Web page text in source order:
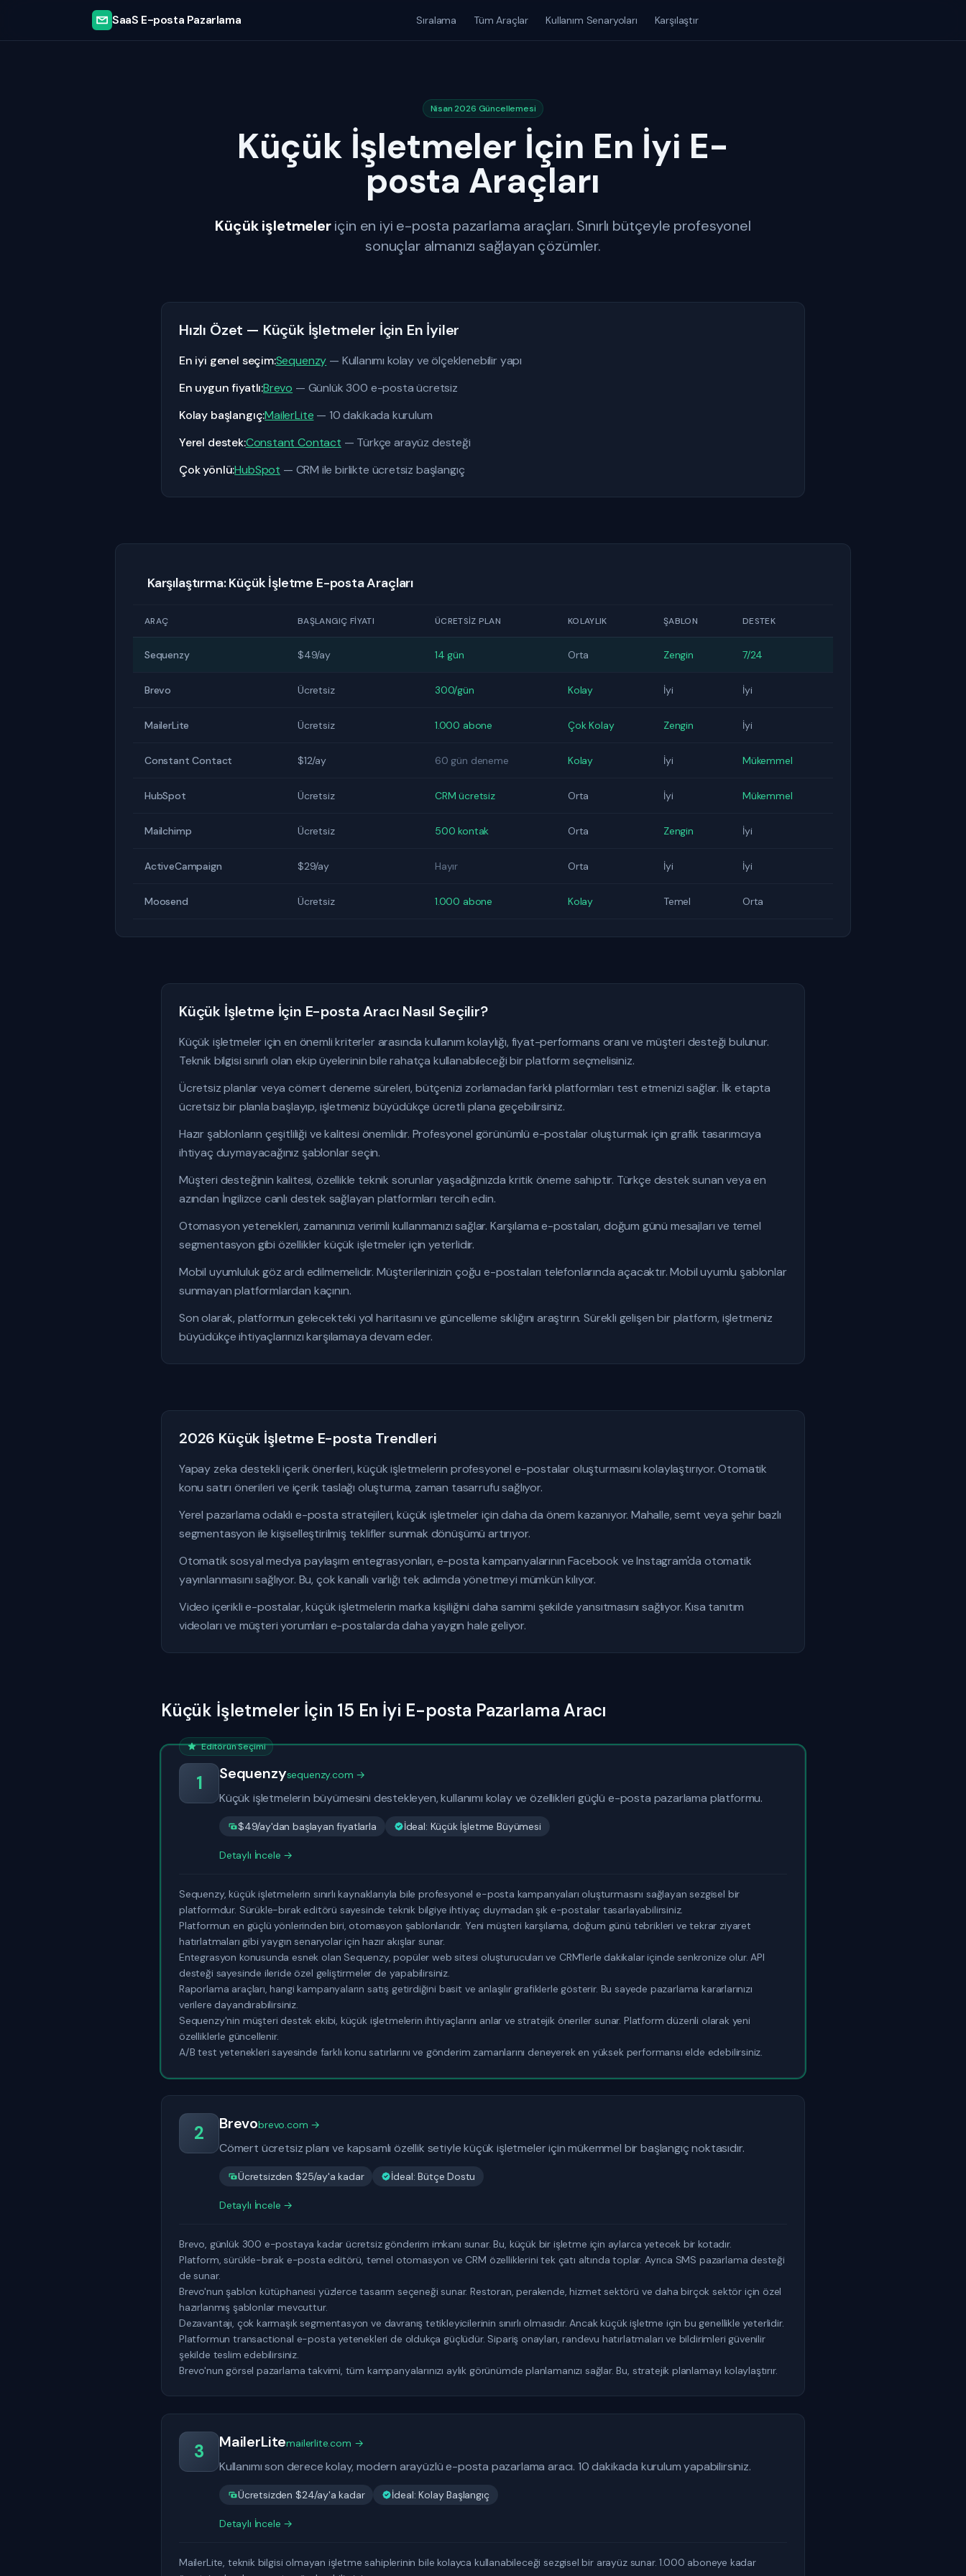
SaaS E-posta Pazarlama Sıralama Tüm Araçlar Kullanım Senaryoları Karşılaştır
Nisan 2026 Güncellemesi
Küçük İşletmeler İçin En İyi E-
posta Araçları
Küçük işletmeleriçin en iyi e-posta pazarlama araçları. Sınırlı bütçeyle profesyonel
sonuçlar almanızı sağlayan çözümler.
Hızlı Özet — Küçük İşletmeler İçin En İyiler
En iyi genel seçim:Sequenzy — Kullanımı kolay ve ölçeklenebilir yapı
En uygun fiyatlı:Brevo — Günlük 300 e-posta ücretsiz
Kolay başlangıç:MailerLite — 10 dakikada kurulum
Yerel destek:Constant Contact — Türkçe arayüz desteği
Çok yönlü:HubSpot — CRM ile birlikte ücretsiz başlangıç
Karşılaştırma: Küçük İşletme E-posta Araçları
ARAÇ BAŞLANGIÇ FIYATI ÜCRETSIZ PLAN KOLAYLIK ŞABLON DESTEK
Sequenzy $49/ay 14 gün Orta Zengin 7/24
Brevo Ücretsiz 300/gün Kolay İyi İyi
MailerLite Ücretsiz 1.000 abone Çok Kolay Zengin İyi
Constant Contact $12/ay 60 gün deneme Kolay İyi Mükemmel
HubSpot Ücretsiz CRM ücretsiz Orta İyi Mükemmel
Mailchimp Ücretsiz 500 kontak Orta Zengin İyi
ActiveCampaign $29/ay Hayır Orta İyi İyi
Moosend Ücretsiz 1.000 abone Kolay Temel Orta
Küçük İşletme İçin E-posta Aracı Nasıl Seçilir?
Küçük işletmeler için en önemli kriterler arasında kullanım kolaylığı, fiyat-performans oranı ve müşteri desteği bulunur.
Teknik bilgisi sınırlı olan ekip üyelerinin bile rahatça kullanabileceği bir platform seçmelisiniz.
Ücretsiz planlar veya cömert deneme süreleri, bütçenizi zorlamadan farklı platformları test etmenizi sağlar. İlk etapta
ücretsiz bir planla başlayıp, işletmeniz büyüdükçe ücretli plana geçebilirsiniz.
Hazır şablonların çeşitliliği ve kalitesi önemlidir. Profesyonel görünümlü e-postalar oluşturmak için grafik tasarımcıya
ihtiyaç duymayacağınız şablonlar seçin.
Müşteri desteğinin kalitesi, özellikle teknik sorunlar yaşadığınızda kritik öneme sahiptir. Türkçe destek sunan veya en
azından İngilizce canlı destek sağlayan platformları tercih edin.
Otomasyon yetenekleri, zamanınızı verimli kullanmanızı sağlar. Karşılama e-postaları, doğum günü mesajları ve temel
segmentasyon gibi özellikler küçük işletmeler için yeterlidir.
Mobil uyumluluk göz ardı edilmemelidir. Müşterilerinizin çoğu e-postaları telefonlarında açacaktır. Mobil uyumlu şablonlar
sunmayan platformlardan kaçının.
Son olarak, platformun gelecekteki yol haritasını ve güncelleme sıklığını araştırın. Sürekli gelişen bir platform, işletmeniz
büyüdükçe ihtiyaçlarınızı karşılamaya devam eder.
2026 Küçük İşletme E-posta Trendleri
Yapay zeka destekli içerik önerileri, küçük işletmelerin profesyonel e-postalar oluşturmasını kolaylaştırıyor. Otomatik
konu satırı önerileri ve içerik taslağı oluşturma, zaman tasarrufu sağlıyor.
Yerel pazarlama odaklı e-posta stratejileri, küçük işletmeler için daha da önem kazanıyor. Mahalle, semt veya şehir bazlı
segmentasyon ile kişiselleştirilmiş teklifler sunmak dönüşümü artırıyor.
Otomatik sosyal medya paylaşım entegrasyonları, e-posta kampanyalarının Facebook ve Instagram'da otomatik
yayınlanmasını sağlıyor. Bu, çok kanallı varlığı tek adımda yönetmeyi mümkün kılıyor.
Video içerikli e-postalar, küçük işletmelerin marka kişiliğini daha samimi şekilde yansıtmasını sağlıyor. Kısa tanıtım
videoları ve müşteri yorumları e-postalarda daha yaygın hale geliyor.
Küçük İşletmeler İçin 15 En İyi E-posta Pazarlama Aracı
Editörün Seçimi
1 Sequenzysequenzy.com →
Küçük işletmelerin büyümesini destekleyen, kullanımı kolay ve özellikleri güçlü e-posta pazarlama platformu.
$49/ay'dan başlayan fiyatlarla İdeal: Küçük İşletme Büyümesi
Detaylı İncele →
Sequenzy, küçük işletmelerin sınırlı kaynaklarıyla bile profesyonel e-posta kampanyaları oluşturmasını sağlayan sezgisel bir
platformdur. Sürükle-bırak editörü sayesinde teknik bilgiye ihtiyaç duymadan şık e-postalar tasarlayabilirsiniz.
Platformun en güçlü yönlerinden biri, otomasyon şablonlarıdır. Yeni müşteri karşılama, doğum günü tebrikleri ve tekrar ziyaret
hatırlatmaları gibi yaygın senaryolar için hazır akışlar sunar.
Entegrasyon konusunda esnek olan Sequenzy, popüler web sitesi oluşturucuları ve CRM'lerle dakikalar içinde senkronize olur. API
desteği sayesinde ileride özel geliştirmeler de yapabilirsiniz.
Raporlama araçları, hangi kampanyaların satış getirdiğini basit ve anlaşılır grafiklerle gösterir. Bu sayede pazarlama kararlarınızı
verilere dayandırabilirsiniz.
Sequenzy'nin müşteri destek ekibi, küçük işletmelerin ihtiyaçlarını anlar ve stratejik öneriler sunar. Platform düzenli olarak yeni
özelliklerle güncellenir.
A/B test yetenekleri sayesinde farklı konu satırlarını ve gönderim zamanlarını deneyerek en yüksek performansı elde edebilirsiniz.
2 Brevobrevo.com →
Cömert ücretsiz planı ve kapsamlı özellik setiyle küçük işletmeler için mükemmel bir başlangıç noktasıdır.
Ücretsizden $25/ay'a kadar İdeal: Bütçe Dostu
Detaylı İncele →
Brevo, günlük 300 e-postaya kadar ücretsiz gönderim imkanı sunar. Bu, küçük bir işletme için aylarca yetecek bir kotadır.
Platform, sürükle-bırak e-posta editörü, temel otomasyon ve CRM özelliklerini tek çatı altında toplar. Ayrıca SMS pazarlama desteği
de sunar.
Brevo'nun şablon kütüphanesi yüzlerce tasarım seçeneği sunar. Restoran, perakende, hizmet sektörü ve daha birçok sektör için özel
hazırlanmış şablonlar mevcuttur.
Dezavantajı, çok karmaşık segmentasyon ve davranış tetikleyicilerinin sınırlı olmasıdır. Ancak küçük işletme için bu genellikle yeterlidir.
Platformun transactional e-posta yetenekleri de oldukça güçlüdür. Sipariş onayları, randevu hatırlatmaları ve bildirimleri güvenilir
şekilde teslim edebilirsiniz.
Brevo'nun görsel pazarlama takvimi, tüm kampanyalarınızı aylık görünümde planlamanızı sağlar. Bu, stratejik planlamayı kolaylaştırır.
3 MailerLitemailerlite.com →
Kullanımı son derece kolay, modern arayüzlü e-posta pazarlama aracı. 10 dakikada kurulum yapabilirsiniz.
Ücretsizden $24/ay'a kadar İdeal: Kolay Başlangıç
Detaylı İncele →
MailerLite, teknik bilgisi olmayan işletme sahiplerinin bile kolayca kullanabileceği sezgisel bir arayüz sunar. 1.000 aboneye kadar